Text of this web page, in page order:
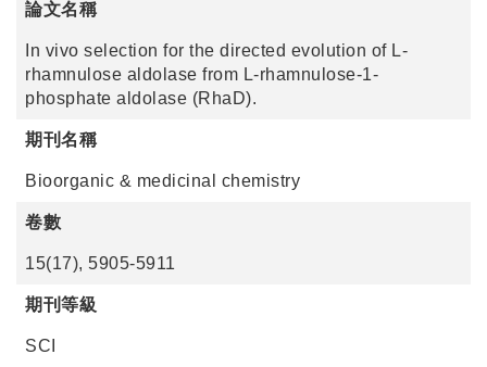
論文名稱
In vivo selection for the directed evolution of L-
rhamnulose aldolase from L-rhamnulose-1-
phosphate aldolase (RhaD).
期刊名稱
Bioorganic & medicinal chemistry
卷數
15(17), 5905-5911
期刊等級
SCI